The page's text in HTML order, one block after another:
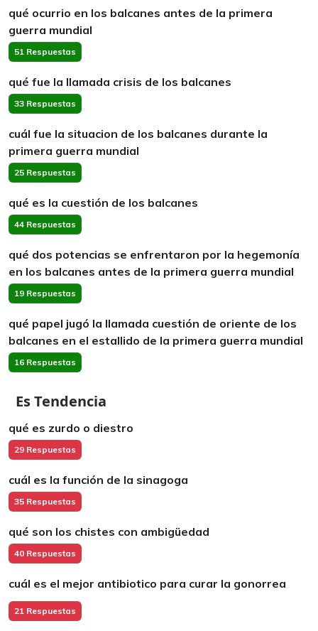
qué ocurrio en los balcanes antes de la primera
guerra mundial
51 Respuestas
qué fue la llamada crisis de los balcanes
33 Respuestas
cuál fue la situacion de los balcanes durante la
primera guerra mundial
25 Respuestas
qué es la cuestión de los balcanes
44 Respuestas
qué dos potencias se enfrentaron por la hegemonía
en los balcanes antes de la primera guerra mundial
19 Respuestas
qué papel jugó la llamada cuestión de oriente de los
balcanes en el estallido de la primera guerra mundial
16 Respuestas
Es Tendencia
qué es zurdo o diestro
29 Respuestas
cuál es la función de la sinagoga
35 Respuestas
qué son los chistes con ambigüedad
40 Respuestas
cuál es el mejor antibiotico para curar la gonorrea
21 Respuestas